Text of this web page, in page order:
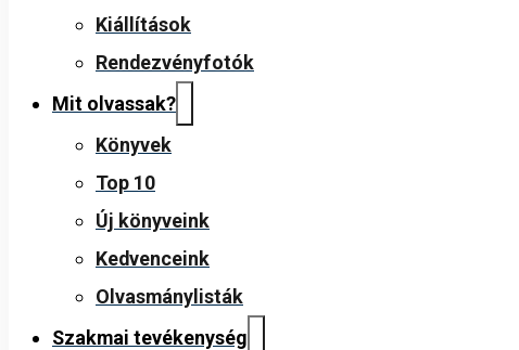
Kiállítások
Rendezvényfotók
Mit olvassak?
Könyvek
Top 10
Új könyveink
Kedvenceink
Olvasmánylisták
Szakmai tevékenység